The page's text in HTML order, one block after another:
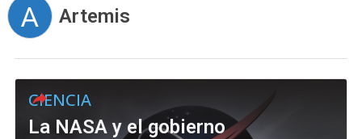
A Artemis
CIENCIA
La NASA y el gobierno